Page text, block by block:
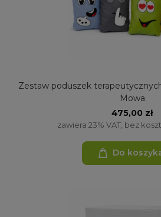
Zestaw poduszek terapeutycznych
Mowa
475,00 zł
zawiera 23% VAT, bez
Do